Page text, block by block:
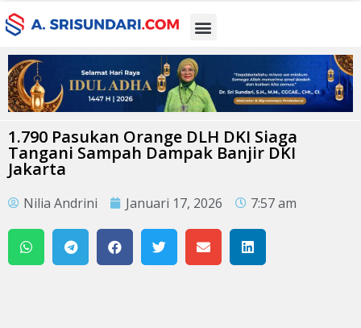
1.790 Pasukan Orange DLH DKI Siaga
Tangani Sampah Dampak Banjir DKI
Jakarta
Nilia Andrini Januari 17, 2026 7:57 am